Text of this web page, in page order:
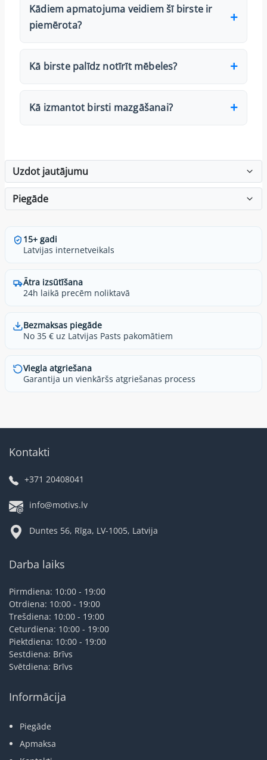
Kādiem apmatojuma veidiem šī birste ir
piemērota?
Kā birste palīdz notīrīt mēbeles?
Kā izmantot birsti mazgāšanai?
Uzdot jautājumu
Piegāde
15+ gadi
Latvijas internetveikals
Ātra izsūtīšana
24h laikā precēm noliktavā
Bezmaksas piegāde
No 35 € uz Latvijas Pasts pakomātiem
Viegla atgriešana
Garantija un vienkāršs atgriešanas process
Kontakti
+371 20408041
info@motivs.lv
Duntes 56, Rīga, LV-1005, Latvija
Darba laiks
Pirmdiena: 10:00 - 19:00
Otrdiena: 10:00 - 19:00
Trešdiena: 10:00 - 19:00
Ceturdiena: 10:00 - 19:00
Piektdiena: 10:00 - 19:00
Sestdiena: Brīvs
Svētdiena: Brīvs
Informācija
Piegāde
Apmaksa